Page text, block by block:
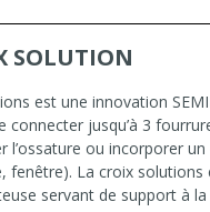
SOLUTION
est une innovation
connecter jusqu’à 3
l’ossature ou incorporer
fenêtre). La croix solutions
servant de support à